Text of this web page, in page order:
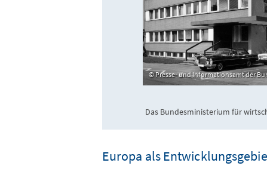
Presse- und Informationsamt der
Das Bundesministerium für
Europa als